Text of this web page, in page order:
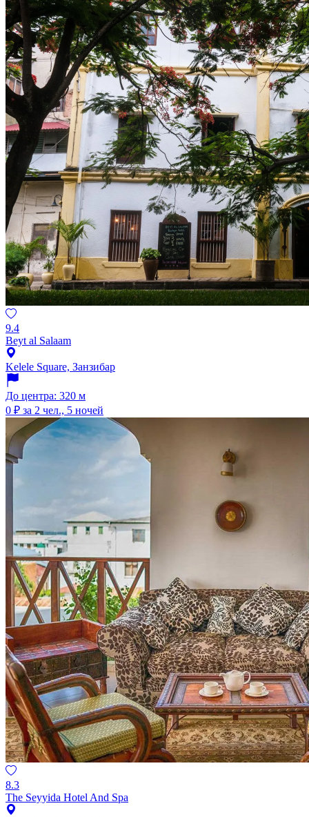
9.4
Beyt al Salaam
Kelele Square, Занзибар
До центра: 320 м
0 ₽ за 2 чел., 5 ночей
8.3
The Seyyida Hotel And Spa